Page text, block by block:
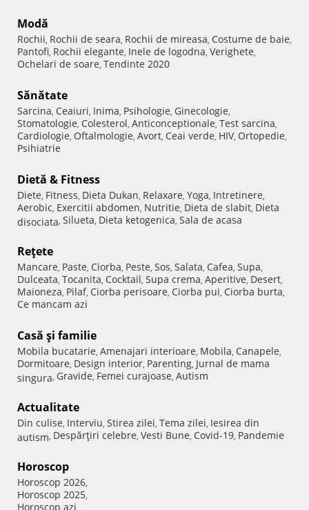
Modă
Rochii, Rochii de seara, Rochii de mireasa, Costume de baie,
Pantofi, Rochii elegante, Inele de logodna, Verighete,
Ochelari de soare, Tendinte 2020
Sănătate
Sarcina, Ceaiuri, Inima, Psihologie, Ginecologie,
Stomatologie, Colesterol, Anticonceptionale, Test sarcina,
Cardiologie, Oftalmologie, Avort, Ceai verde, HIV, Ortopedie,
Psihiatrie
Dietă & Fitness
Diete, Fitness, Dieta Dukan, Relaxare, Yoga, Intretinere,
Aerobic, Exercitii abdomen, Nutritie, Dieta de slabit, Dieta
disociata, Silueta, Dieta ketogenica, Sala de acasa
Reţete
Mancare, Paste, Ciorba, Peste, Sos, Salata, Cafea, Supa,
Dulceata, Tocanita, Cocktail, Supa crema, Aperitive, Desert,
Maioneza, Pilaf, Ciorba perisoare, Ciorba pui, Ciorba burta,
Ce mancam azi
Casă şi familie
Mobila bucatarie, Amenajari interioare, Mobila, Canapele,
Dormitoare, Design interior, Parenting, Jurnal de mama
singura, Gravide, Femei curajoase, Autism
Actualitate
Din culise, Interviu, Stirea zilei, Tema zilei, Iesirea din
autism, Despărţiri celebre, Vesti Bune, Covid-19, Pandemie
Horoscop
Horoscop 2026,
Horoscop 2025,
Horoscop azi